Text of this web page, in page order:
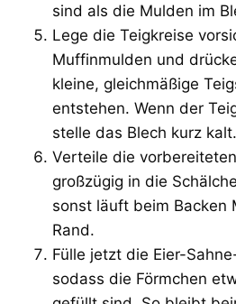
sind als die Mulden im
Lege die Teigkreise
Muffinmulden und
kleine, gleichmäßige
entstehen. Wenn der
stelle das Blech kurz kalt.
Verteile die
großzügig in die
sonst läuft beim Backen
Rand.
Fülle jetzt die Eier-
sodass die Förmchen